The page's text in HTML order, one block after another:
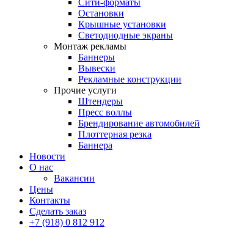
Сити-форматы
Остановки
Крышные установки
Светодиодные экраны
Монтаж рекламы
Баннеры
Вывески
Рекламные конструкции
Прочие услуги
Штендеры
Пресс воллы
Брендирование автомобилей
Плоттерная резка
Баннера
Новости
О нас
Вакансии
Цены
Контакты
Сделать заказ
+7 (918) 0 812 912